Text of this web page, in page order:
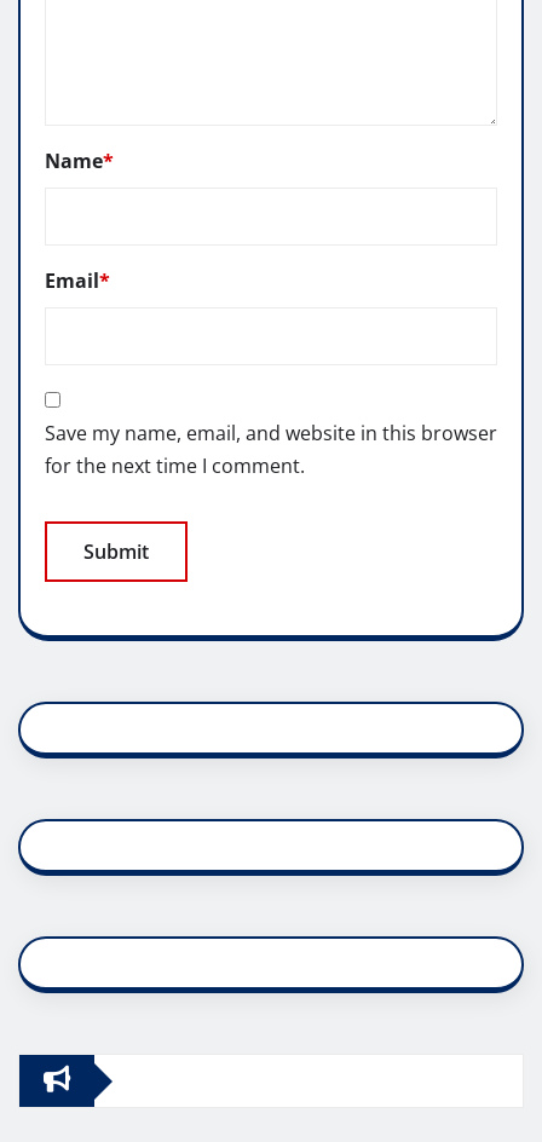
Name*
Email*
Save my name, email, and website in this browser
for the next time I comment.